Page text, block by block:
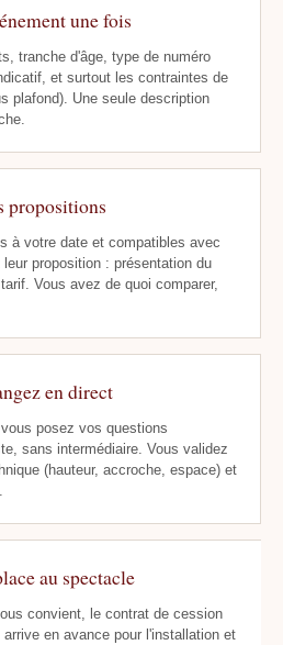
une fois
tranche d'âge, type de numéro
et surtout les contraintes de
plafond). Une seule description
propositions
à votre date et compatibles avec
proposition : présentation du
Vous avez de quoi comparer,
en direct
posez vos questions
sans intermédiaire. Vous validez
(hauteur, accroche, espace) et
au spectacle
convient, le contrat de cession
en avance pour l'installation et